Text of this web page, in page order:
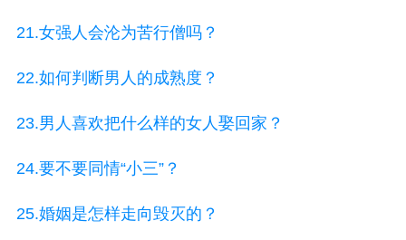
21.女强人会沦为苦行僧吗？
22.如何判断男人的成熟度？
23.男人喜欢把什么样的女人娶回家？
24.要不要同情“小三”？
25.婚姻是怎样走向毁灭的？